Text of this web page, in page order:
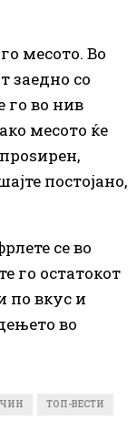
месото. Во
заедно со
го во нив
месото ќе
постојано,
сево
го остатокот
по вкус и
во
ТОП-ВЕСТИ